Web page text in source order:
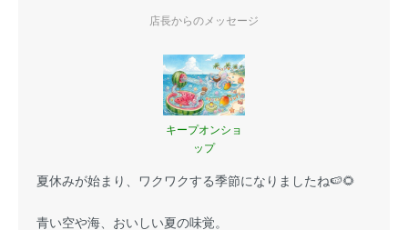
店長からのメッセージ
キープオンショ
ップ
夏休みが始まり、ワクワクする季節になりましたね🍉🌻
青い空や海、おいしい夏の味覚。